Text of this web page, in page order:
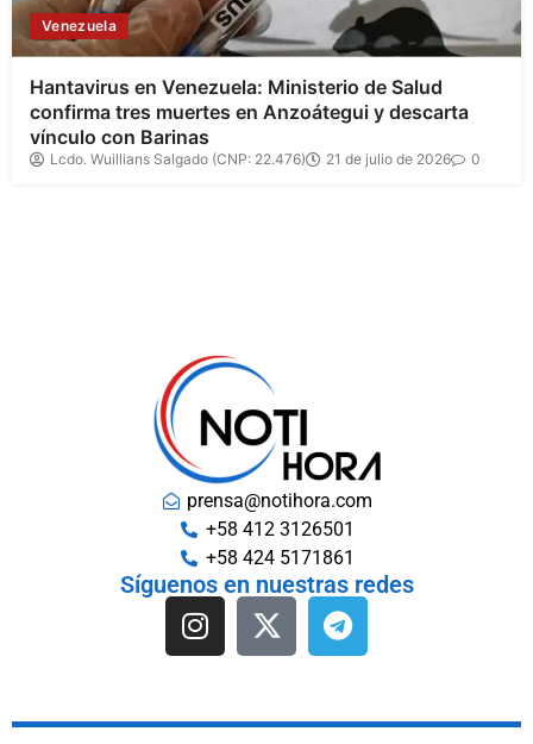
Venezuela
Hantavirus en Venezuela: Ministerio de Salud
confirma tres muertes en Anzoátegui y descarta
vínculo con Barinas
Lcdo. Wuillians Salgado (CNP: 22.476) 21 de julio de 2026 0
prensa@notihora.com
+58 412 3126501
+58 424 5171861
Síguenos en nuestras redes